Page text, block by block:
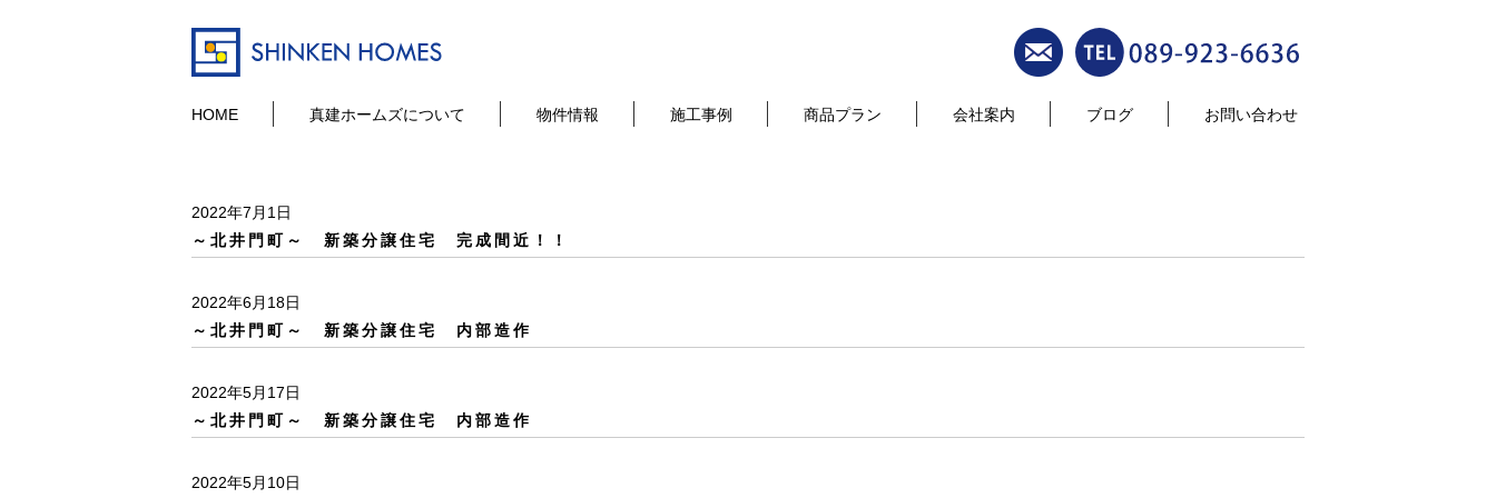
HOME 真建ホームズについて 物件情報 施工事例 商品プラン 会社案内 ブログ お問い合わせ
2022年7月1日
～北井門町～ 新築分譲住宅 完成間近！！
2022年6月18日
～北井門町～ 新築分譲住宅 内部造作
2022年5月17日
～北井門町～ 新築分譲住宅 内部造作
2022年5月10日